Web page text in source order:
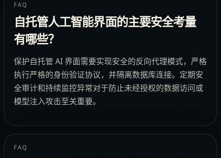
FAQ
自托管人工智能界面的主要安全考量
有哪些？
保护自托管 AI 界面需要实现安全的反向代理模式，严格
执行严格的身份验证协议，并隔离数据库连接。定期安
全审计和持续监控异常对于防止未经授权的数据访问或
模型注入攻击至关重要。
FAQ